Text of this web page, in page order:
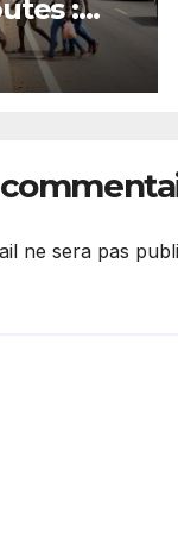
:
un plan
ne sera pas